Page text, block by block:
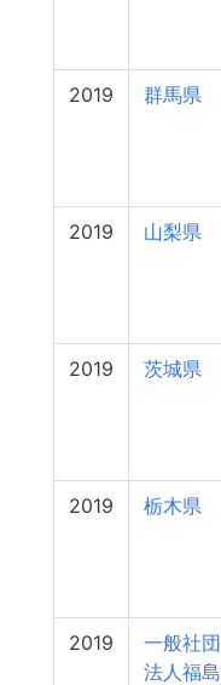
2019 群馬県
2019 山梨県
2019 茨城県
2019 栃木県
2019
一般社団
法人福島